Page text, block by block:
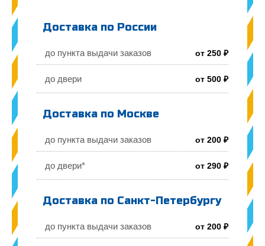
Доставка по России
до пункта выдачи заказов от 250 ₽
до двери от 500 ₽
Доставка по Москве
до пункта выдачи заказов от 200 ₽
до двери* от 290 ₽
Доставка по Санкт-Петербургу
до пункта выдачи заказов от 200 ₽